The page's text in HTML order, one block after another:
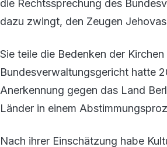
die Rechtssprechung des
dazu zwingt, den Zeugen
Sie teile die Bedenken der
Bundesverwaltungsgericht hatte
Anerkennung gegen das Land
Länder in einem
Nach ihrer Einschätzung habe